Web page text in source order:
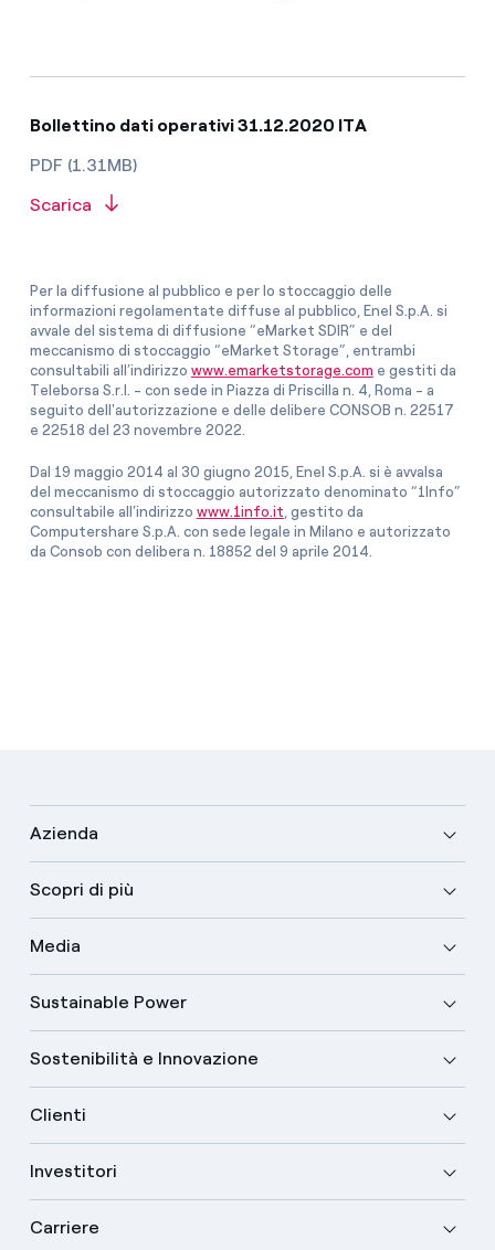
Bollettino dati operativi 31.12.2020 ITA
PDF (1.31MB)
Scarica
Per la diffusione al pubblico e per lo stoccaggio delle
informazioni regolamentate diffuse al pubblico, Enel S.p.A. si
avvale del sistema di diffusione “eMarket SDIR” e del
meccanismo di stoccaggio “eMarket Storage”, entrambi
consultabili all’indirizzo www.emarketstorage.com e gestiti da
Teleborsa S.r.l. - con sede in Piazza di Priscilla n. 4, Roma - a
seguito dell'autorizzazione e delle delibere CONSOB n. 22517
e 22518 del 23 novembre 2022.
Dal 19 maggio 2014 al 30 giugno 2015, Enel S.p.A. si è avvalsa
del meccanismo di stoccaggio autorizzato denominato “1Info”
consultabile all’indirizzo www.1info.it , gestito da
Computershare S.p.A. con sede legale in Milano e autorizzato
da Consob con delibera n. 18852 del 9 aprile 2014.
Azienda
Scopri di più
Media
Sustainable Power
Sostenibilità e Innovazione
Clienti
Investitori
Carriere